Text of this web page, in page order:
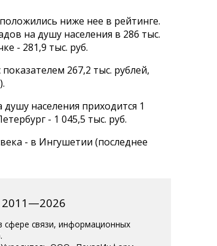
ниже нее в рейтинге.
на душу населения в 286 тыс.
- 281,9 тыс. руб.
267,2 тыс. рублей,
населения приходится 1
- 1 045,5 тыс. руб.
- в Ингушетии (последнее
сфере связи, информационных